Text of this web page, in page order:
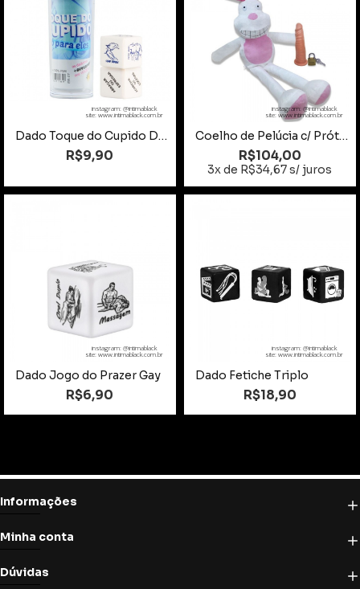
instagram: @intimablack
site: www.intimablack.com.br
Dado Toque do Cupido Duplo para Eles
R$9,90
instagram: @intimablack
site: www.intimablack.com.br
Coelho de Pelúcia c/ Prótese
R$104,00
3x de R$34,67 s/ juros
instagram: @intimablack
site: www.intimablack.com.br
Dado Jogo do Prazer Gay
R$6,90
instagram: @intimablack
site: www.intimablack.com.br
Dado Fetiche Triplo
R$18,90
Informações
Minha conta
Dúvidas